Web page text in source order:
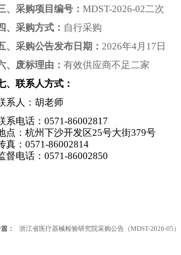
、采购项目编号： MDST-2026-02二次
、采购方式： 自行采购
、采购公告发布日期： 2026年4月17日
、废标理由： 有效供应商不足二家
、联系人方式：
系人：胡老师
系电话：0571-86002817
点：杭州下沙开发区25号大街379号
真：0571-86002814
督电话：0571-86002850
： 浙江省医疗器械检验研究院采购公告（MDST-2026-05）